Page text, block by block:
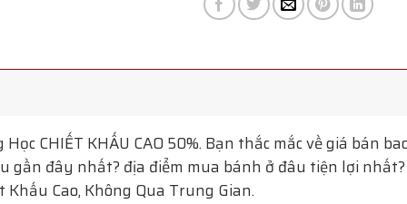
HọcCHIẾT KHẤU CAO 50%. Bạn thắc mắc về giá bán
gần đây nhất? địa điểm mua bánh ở đâu tiện lợi nhất?
Cao, Không Qua Trung Gian.